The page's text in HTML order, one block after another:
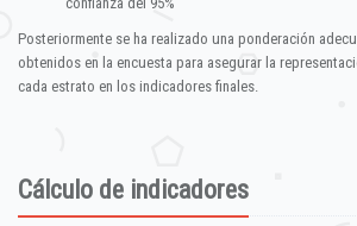
Posteriormente se ha realizado una ponderación
obtenidos en la encuesta para asegurar la
cada estrato en los indicadores finales.
Cálculo de indicadores